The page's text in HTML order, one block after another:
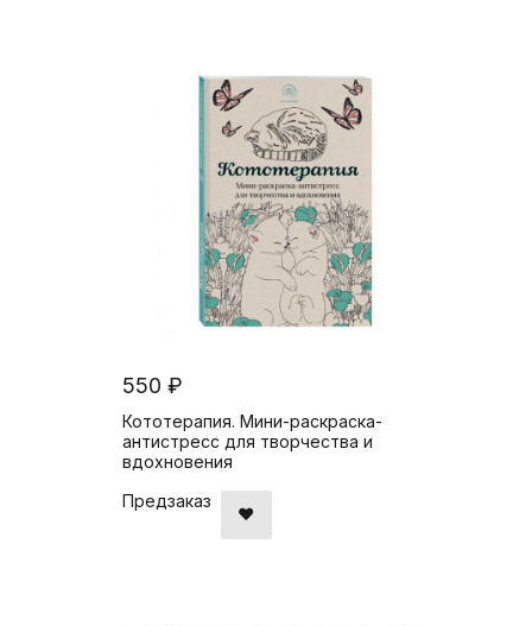
550 ₽
Кототерапия. Мини-раскраска-
антистресс для творчества и
вдохновения
Предзаказ